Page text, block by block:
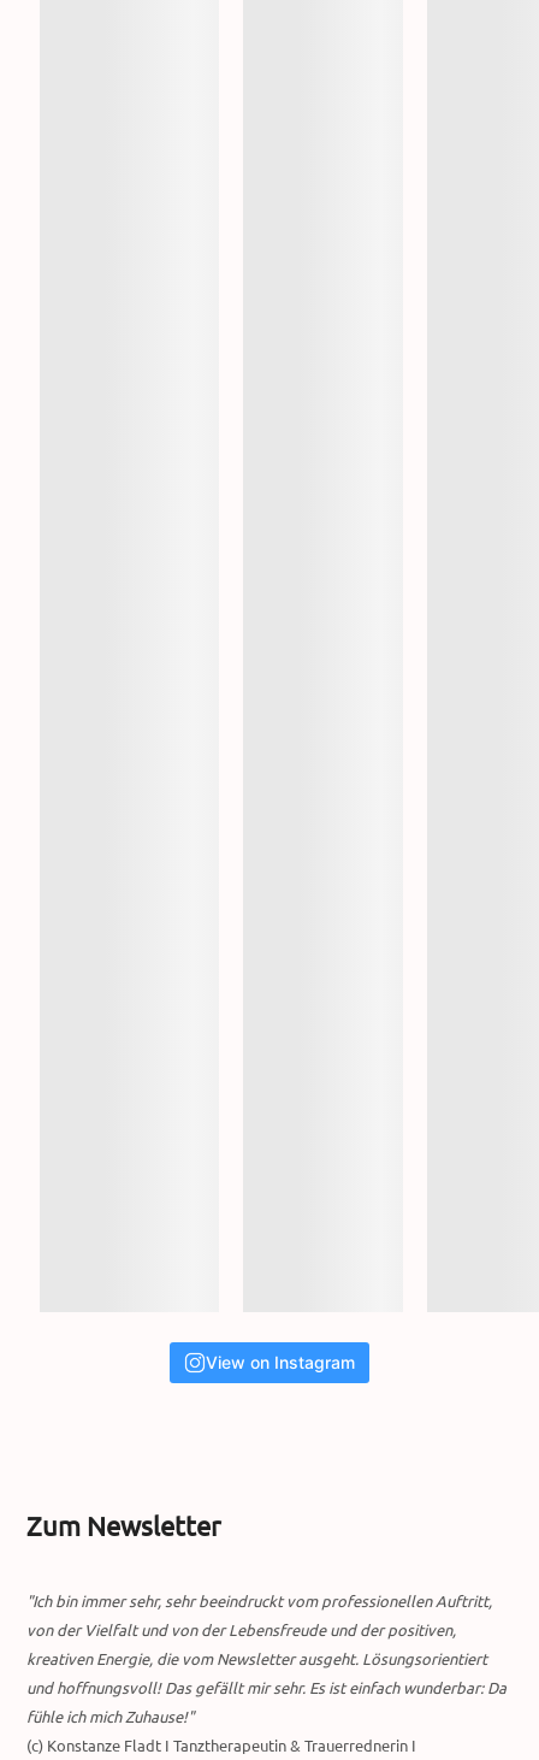
View on Instagram
Zum Newsletter
"Ich bin immer sehr, sehr beeindruckt vom professionellen Auftritt,
von der Vielfalt und von der Lebensfreude und der positiven,
kreativen Energie, die vom Newsletter ausgeht. Lösungsorientiert
und hoffnungsvoll! Das gefällt mir sehr. Es ist einfach wunderbar: Da
fühle ich mich Zuhause!"
(c) Konstanze Fladt I Tanztherapeutin & Trauerrednerin I